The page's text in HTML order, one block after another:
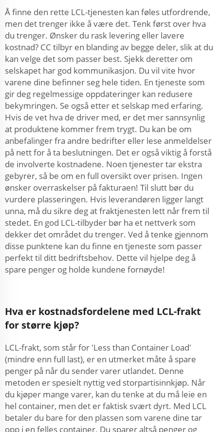
Å finne den rette LCL-tjenesten kan føles utfordrende,
men det trenger ikke å være det. Tenk først over hva
du trenger. Ønsker du rask levering eller lavere
kostnad? CC tilbyr en blanding av begge deler, slik at du
kan velge det som passer best. Sjekk deretter om
selskapet har god kommunikasjon. Du vil vite hvor
varene dine befinner seg hele tiden. En tjeneste som
gir deg regelmessige oppdateringer kan redusere
bekymringen. Se også etter et selskap med erfaring.
Hvis de vet hva de driver med, er det mer sannsynlig
at produktene kommer frem trygt. Du kan be om
anbefalinger fra andre bedrifter eller lese anmeldelser
på nett for å ta beslutningen. Det er også viktig å forstå
de involverte kostnadene. Noen tjenester tar ekstra
gebyrer, så be om en full oversikt over prisen. Ingen
ønsker overraskelser på fakturaen! Til slutt bør du
vurdere plasseringen. Hvis leverandøren ligger langt
unna, må du sikre deg at fraktjenesten lett når frem til
stedet. En god LCL-tilbyder bør ha et nettverk som
dekker det området du trenger. Ved å tenke gjennom
disse punktene kan du finne en tjeneste som passer
perfekt til ditt bedriftsbehov. Dette vil hjelpe deg å
spare penger og holde kundene fornøyde!
Hva er kostnadsfordelene med LCL-frakt
for større kjøp?
LCL-frakt, som står for 'Less than Container Load'
(mindre enn full last), er en utmerket måte å spare
penger på når du sender varer utlandet. Denne
metoden er spesielt nyttig ved storpartisinnkjøp. Når
du kjøper mange varer, kan du tenke at du må leie en
hel container, men det er faktisk svært dyrt. Med LCL
betaler du bare for den plassen som varene dine tar
opp i en felles container. Du sparer altså penger og